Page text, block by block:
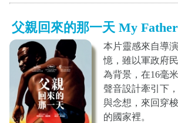
父親回來的那一天 My
本片靈感來自導
憶，雖以軍政府
為背景，在16毫
聲音設計牽引下
與念想，來回穿
的國家裡。